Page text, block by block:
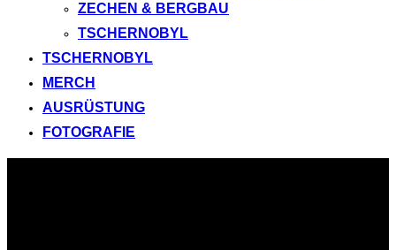
ZECHEN & BERGBAU
TSCHERNOBYL
TSCHERNOBYL
MERCH
AUSRÜSTUNG
FOTOGRAFIE